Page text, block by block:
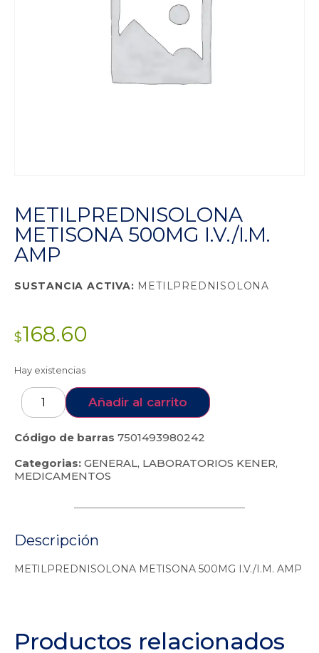
METILPREDNISOLONA
METISONA 500MG I.V./I.M.
AMP
SUSTANCIA ACTIVA: METILPREDNISOLONA
$168.60
Hay existencias
Añadir al carrito
Código de barras 7501493980242
Categorias: GENERAL, LABORATORIOS KENER,
MEDICAMENTOS
Descripción
METILPREDNISOLONA METISONA 500MG I.V./I.M. AMP
Productos relacionados